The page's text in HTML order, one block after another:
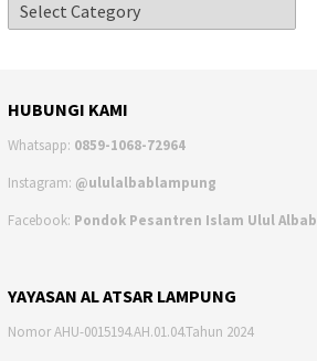
HUBUNGI KAMI
Whatsapp: 0859-1068-72964
Instagram: @ululalbablampung
Facebook: Pondok Pesantren Islam Ulul Albab
YAYASAN AL ATSAR LAMPUNG
Nomor AHU-0015194.AH.01.04.Tahun 2024